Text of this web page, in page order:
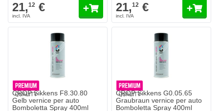
21,12 € 21,12 €
CROP Sikkens F8.30.80
Gelb vernice per auto
Bomboletta Spray 400ml
CROP Sikkens G0.05.65
Graubraun vernice per auto
Bomboletta Spray 400ml